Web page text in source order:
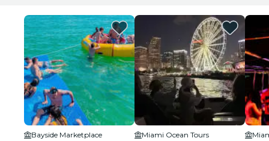
Bayside Marketplace
Miami Ocean Tours